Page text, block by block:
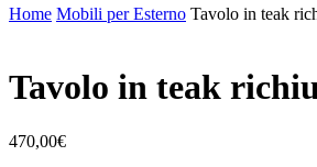
Home Mobili per Esterno Tavolo in teak
Tavolo in teak
470,00€